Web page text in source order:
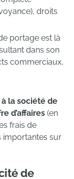
droits
portage est là
dans son
commerciaux,
la société de
d’affaires (en
frais de
importantes sur
de